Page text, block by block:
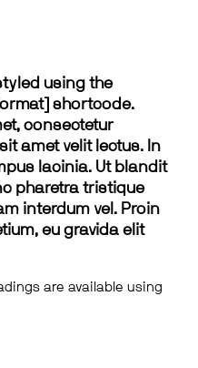
using the
shortcode.
consectetur
amet velit lectus. In
lacinia. Ut blandit
pharetra tristique
interdum vel. Proin
eu gravida elit
are available using